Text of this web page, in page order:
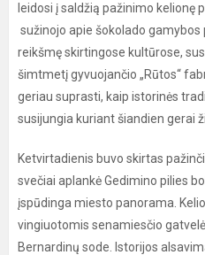
leidosi į saldžią pažinimo kelionę
sužinojo apie šokolado gamybos
reikšmę skirtingose kultūrose,
šimtmetį gyvuojančio „Rūtos“
geriau suprasti, kaip istorinės
susijungia kuriant šiandien gerai
Ketvirtadienis buvo skirtas
svečiai aplankė Gedimino pilies
įspūdinga miesto panorama.
vingiuotomis senamiesčio
Bernardinų sode. Istorijos